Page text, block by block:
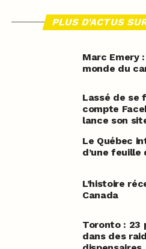
PLUS D'ACTUS
Marc Emery
monde du
Lassé de se
compte
lance son
Le Québec
d’une feuille
L’histoire
Canada
Toronto : 23
dans des